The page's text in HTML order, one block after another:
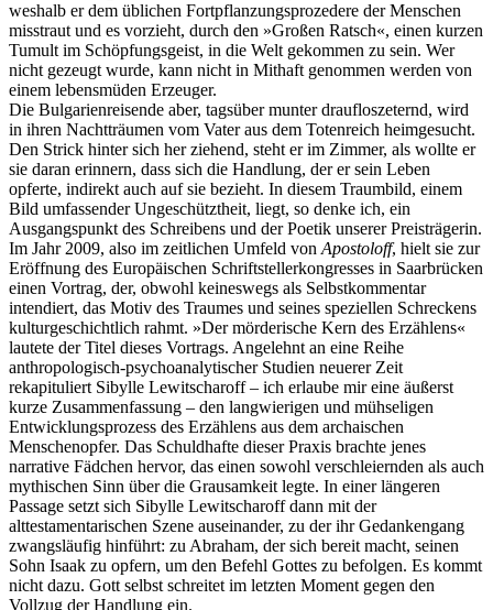
weshalb er dem üblichen Fortpflanzungsprozedere der Menschen
misstraut und es vorzieht, durch den »Großen Ratsch«, einen kurzen
Tumult im Schöpfungsgeist, in die Welt gekommen zu sein. Wer
nicht gezeugt wurde, kann nicht in Mithaft genommen werden von
einem lebensmüden Erzeuger.
Die Bulgarienreisende aber, tagsüber munter draufloszeternd, wird
in ihren Nachtträumen vom Vater aus dem Totenreich heimgesucht.
Den Strick hinter sich her ziehend, steht er im Zimmer, als wollte er
sie daran erinnern, dass sich die Handlung, der er sein Leben
opferte, indirekt auch auf sie bezieht. In diesem Traumbild, einem
Bild umfassender Ungeschütztheit, liegt, so denke ich, ein
Ausgangspunkt des Schreibens und der Poetik unserer Preisträgerin.
Im Jahr 2009, also im zeitlichen Umfeld vonApostoloff, hielt sie zur
Eröffnung des Europäischen Schriftstellerkongresses in Saarbrücken
einen Vortrag, der, obwohl keineswegs als Selbstkommentar
intendiert, das Motiv des Traumes und seines speziellen Schreckens
kulturgeschichtlich rahmt. »Der mörderische Kern des Erzählens«
lautete der Titel dieses Vortrags. Angelehnt an eine Reihe
anthropologisch-psychoanalytischer Studien neuerer Zeit
rekapituliert Sibylle Lewitscharoff – ich erlaube mir eine äußerst
kurze Zusammenfassung – den langwierigen und mühseligen
Entwicklungsprozess des Erzählens aus dem archaischen
Menschenopfer. Das Schuldhafte dieser Praxis brachte jenes
narrative Fädchen hervor, das einen sowohl verschleiernden als auch
mythischen Sinn über die Grausamkeit legte. In einer längeren
Passage setzt sich Sibylle Lewitscharoff dann mit der
alttestamentarischen Szene auseinander, zu der ihr Gedankengang
zwangsläufig hinführt: zu Abraham, der sich bereit macht, seinen
Sohn Isaak zu opfern, um den Befehl Gottes zu befolgen. Es kommt
nicht dazu. Gott selbst schreitet im letzten Moment gegen den
Vollzug der Handlung ein.